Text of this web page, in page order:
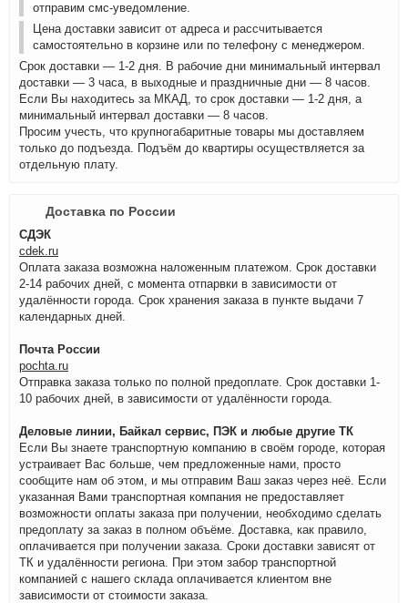
отправим смс-уведомление.
Цена доставки зависит от адреса и рассчитывается
самостоятельно в корзине или по телефону с менеджером.
Срок доставки — 1-2 дня. В рабочие дни минимальный интервал
доставки — 3 часа, в выходные и праздничные дни — 8 часов.
Если Вы находитесь за МКАД, то срок доставки — 1-2 дня, а
минимальный интервал доставки — 8 часов.
Просим учесть, что крупногабаритные товары мы доставляем
только до подъезда. Подъём до квартиры осуществляется за
отдельную плату.
Доставка по России
СДЭК
cdek.ru
Оплата заказа возможна наложенным платежом. Срок доставки
2-14 рабочих дней, с момента отпарвки в зависимости от
удалённости города. Срок хранения заказа в пункте выдачи 7
календарных дней.
Почта России
pochta.ru
Отправка заказа только по полной предоплате. Срок доставки 1-
10 рабочих дней, в зависимости от удалённости города.
Деловые линии, Байкал сервис, ПЭК и любые другие ТК
Если Вы знаете транспортную компанию в своём городе, которая
устраивает Вас больше, чем предложенные нами, просто
сообщите нам об этом, и мы отправим Ваш заказ через неё. Если
указанная Вами транспортная компания не предоставляет
возможности оплаты заказа при получении, необходимо сделать
предоплату за заказ в полном объёме. Доставка, как правило,
оплачивается при получении заказа. Сроки доставки зависят от
ТК и удалённости региона. При этом забор транспортной
компанией с нашего склада оплачивается клиентом вне
зависимости от стоимости заказа.